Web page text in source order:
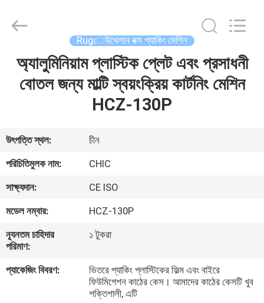
বাড়ি
আমাদের
সম্পর্কে
কারখানা
পরিদর্শন
নিয়ন্ত্রণ
Machinery
Reserved.
Rugেউখেলান বক্স প্যাকিং মেশিন
অ্যালুমিনিয়াম প্লাস্টিক প্লেট এবং প্রসাধনী
বোতল জন্য মাল্টি স্বয়ংক্রিয় কার্টনিং মেশিন
HCZ-130P
উৎপত্তি স্থল:
চীন
পরিচিতিমুলক নাম:
CHIC
সাক্ষ্যদান:
CE ISO
মডেল নম্বার:
HCZ-130P
ন্যূনতম চাহিদার
পরিমাণ:
১ টুকরা
প্যাকেজিং বিবরণ:
ভিতরে প্যাকিং প্লাস্টিকের ফিল্ম এবং বাইরে
ফিউমিগেশন কাঠের কেস। আমাদের কাঠের কেসটি খুব
শক্তিশালী, এটি